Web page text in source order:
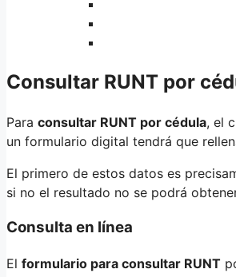
Consultar RUNT por
Para consultar RUNT por cédula, el
un formulario digital tendrá que
El primero de estos datos es
si no el resultado no se podrá
Consulta en línea
El formulario para consultar RUNT